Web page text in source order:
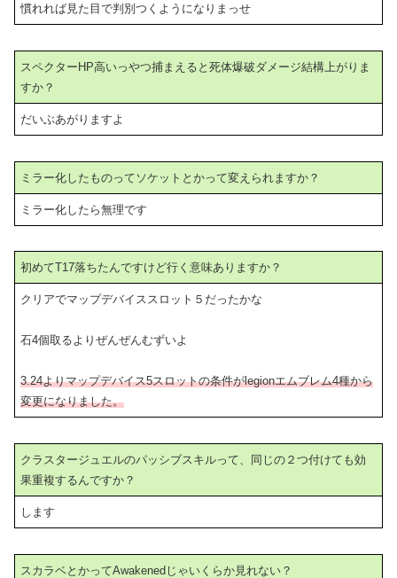
慣れれば見た目で判別つくようになりまっせ
スペクターHP高いっやつ捕まえると死体爆破ダメージ結構上がりま
すか？
だいぶあがりますよ
ミラー化したものってソケットとかって変えられますか？
ミラー化したら無理です
初めてT17落ちたんですけど行く意味ありますか？
クリアでマップデバイススロット５だったかな
石4個取るよりぜんぜんむずいよ
3.24よりマップデバイス5スロットの条件がlegionエムブレム4種から
変更になりました。
クラスタージュエルのパッシブスキルって、同じの２つ付けても効
果重複するんですか？
します
スカラベとかってAwakenedじゃいくらか見れない？